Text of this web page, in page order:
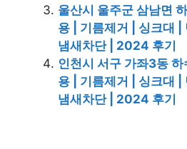
울산시 울주군 삼남면
용 | 기름제거 | 싱크대 |
냄새차단 | 2024 후기
인천시 서구 가좌3동
용 | 기름제거 | 싱크대 |
냄새차단 | 2024 후기